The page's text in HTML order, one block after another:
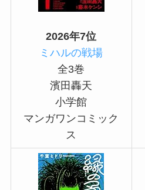
2026年7位
ミハルの戦場
全3巻
濱田轟天
小学館
マンガワンコミック
ス